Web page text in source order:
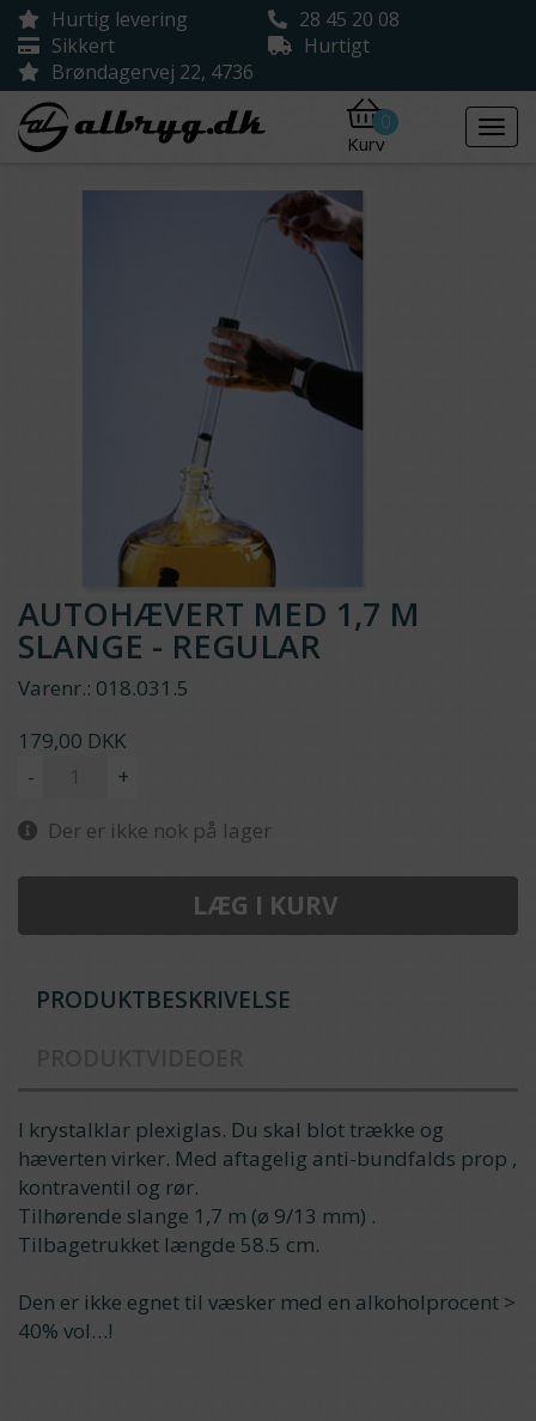
Hurtig levering
28 45 20 08
Sikkert
Hurtigt
Brøndagervej 22, 4736
0
Kurv
AUTOHÆVERT MED 1,7 M
SLANGE - REGULAR
Varenr.: 018.031.5
179,00 DKK
-
+
Der er ikke nok på lager
LÆG I KURV
PRODUKTBESKRIVELSE
I krystalklar plexiglas. Du skal blot trække og
hæverten virker. Med aftagelig anti-bundfalds prop ,
kontraventil og rør.
Tilhørende slange 1,7 m (ø 9/13 mm) .
Tilbagetrukket længde 58.5 cm.
Den er ikke egnet til væsker med en alkoholprocent >
40% vol…!